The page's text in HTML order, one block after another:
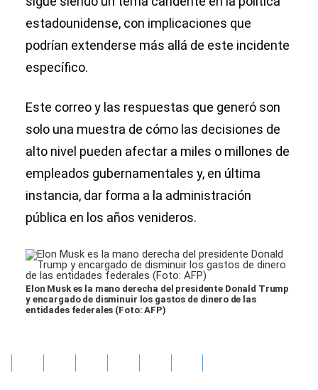
estadounidense, con implicaciones que
podrían extenderse más allá de este incidente
específico.
Este correo y las respuestas que generó son
solo una muestra de cómo las decisiones de
alto nivel pueden afectar a miles o millones de
empleados gubernamentales y, en última
instancia, dar forma a la administración
pública en los años venideros.
Elon Musk es la mano derecha del presidente Donald Trump
y encargado de disminuir los gastos de dinero de las
entidades federales (Foto: AFP)